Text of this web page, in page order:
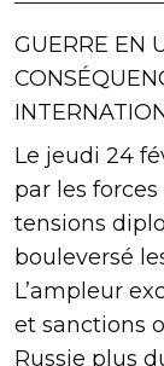
GUERRE EN
Le jeudi 24
par les
tensions
bouleversé
L’ampleur
et sanctions
Russie plus